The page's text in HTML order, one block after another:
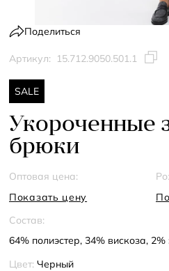
Поделиться
Артикул: 15.712.9050.501.1
SALE
Укороченные
брюки
Оптовая цена:
Показать цену
Состав:
64% полиэстер, 34% вискоза, 2%
Цвет: Черный